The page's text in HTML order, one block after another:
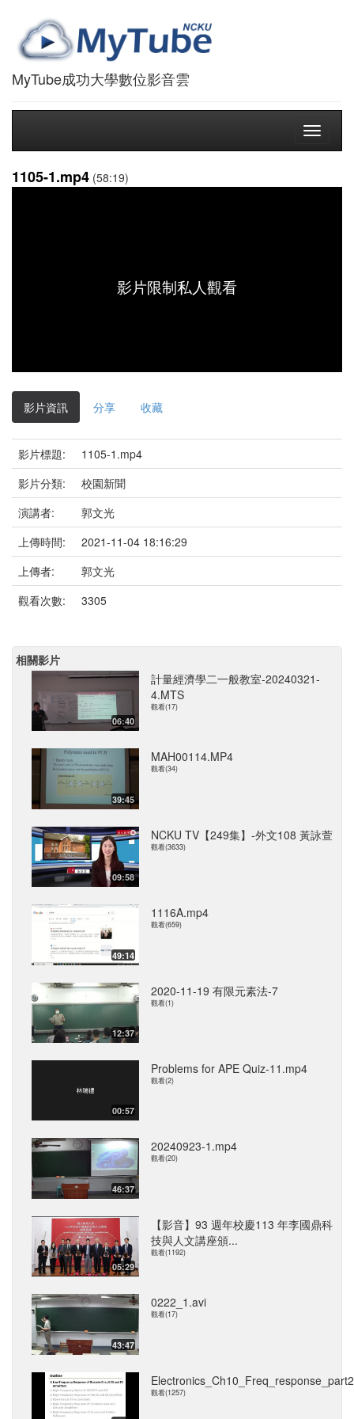
MyTube成功大學數位影音雲
Toggle
1105-1.mp4 (58:19)
影片限制私人觀看
影片資訊 分享 收藏
影片標題:
1105-1.mp4
影片分類:
校園新聞
演講者:
郭文光
上傳時間:
2021-11-04 18:16:29
上傳者:
郭文光
觀看次數:
3305
相關影片
06:40
計量經濟學二一般教室-20240321-
4.MTS
觀看(17)
39:45
MAH00114.MP4
觀看(34)
09:58
NCKU TV【249集】-外文108 黃詠萱
觀看(3633)
49:14
1116A.mp4
觀看(659)
12:37
2020-11-19 有限元素法-7
觀看(1)
00:57
Problems for APE Quiz-11.mp4
觀看(2)
46:37
20240923-1.mp4
觀看(20)
05:29
【影音】93 週年校慶113 年李國鼎科
技與人文講座頒...
觀看(1192)
43:47
0222_1.avi
觀看(17)
觀看(1257)